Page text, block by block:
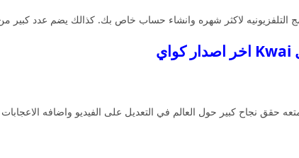
لاكثر شهره وانشاء حساب خاص بك. كذالك يضم عدد كبير من
حقق نجاح كبير حول العالم في التعديل على الفيديو واضافه الاعجابات